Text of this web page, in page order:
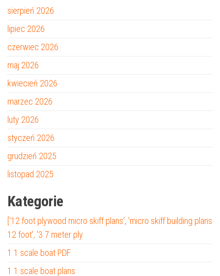
sierpień 2026
lipiec 2026
czerwiec 2026
maj 2026
kwiecień 2026
marzec 2026
luty 2026
styczeń 2026
grudzień 2025
listopad 2025
Kategorie
['12 foot plywood micro skiff plans', 'micro skiff building plans
12 foot', '3.7 meter ply
1 1 scale boat PDF
1 1 scale boat plans